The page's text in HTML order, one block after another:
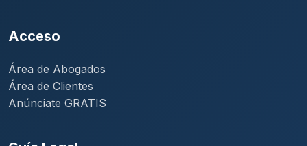
Acceso
Área de Abogados
Área de Clientes
Anúnciate GRATIS